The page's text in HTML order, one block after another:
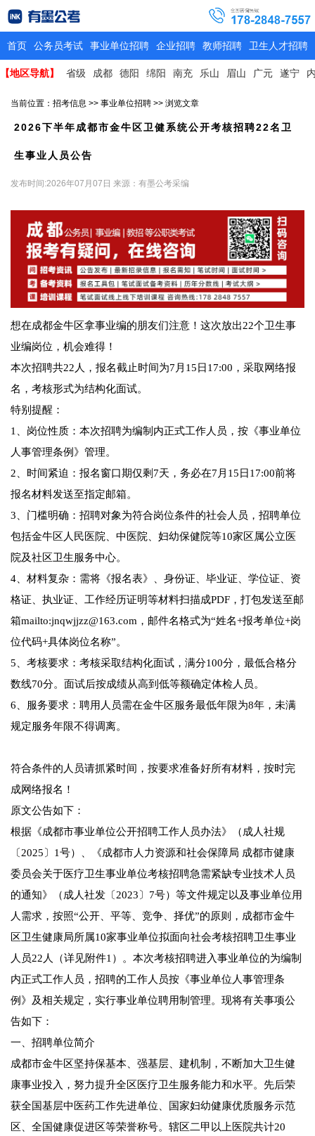
首页 公务员考试 事业单位招聘 企业招聘 教师招聘 卫生人才招聘
【地区导航】 省级 成都 德阳 绵阳 南充 乐山 眉山 广元 遂宁
当前位置： 招考信息 >> 事业单位招聘 >> 浏览文章
2026下半年成都市金牛区卫健系统公开考核招聘22名卫
生事业人员公告
发布时间:2026年07月07日 来源：有墨公考采编
想在成都金牛区拿事业编的朋友们注意！这次放出22个卫生事
业编岗位，机会难得！
本次招聘共22人，报名截止时间为7月15日17:00，采取网络报
名，考核形式为结构化面试。
特别提醒：
1、岗位性质：本次招聘为编制内正式工作人员，按《事业单位
人事管理条例》管理。
2、时间紧迫：报名窗口期仅剩7天，务必在7月15日17:00前将
报名材料发送至指定邮箱。
3、门槛明确：招聘对象为符合岗位条件的社会人员，招聘单位
包括金牛区人民医院、中医院、妇幼保健院等10家区属公立医
院及社区卫生服务中心。
4、材料复杂：需将《报名表》、身份证、毕业证、学位证、资
格证、执业证、工作经历证明等材料扫描成PDF，打包发送至邮
箱mailto:jnqwjjzz@163.com，邮件名格式为“姓名+报考单位+岗
位代码+具体岗位名称”。
5、考核要求：考核采取结构化面试，满分100分，最低合格分
数线70分。面试后按成绩从高到低等额确定体检人员。
6、服务要求：聘用人员需在金牛区服务最低年限为8年，未满
规定服务年限不得调离。
符合条件的人员请抓紧时间，按要求准备好所有材料，按时完
成网络报名！
原文公告如下：
根据《成都市事业单位公开招聘工作人员办法》（成人社规
〔2025〕1号）、《成都市人力资源和社会保障局 成都市健康
委员会关于医疗卫生事业单位考核招聘急需紧缺专业技术人员
的通知》（成人社发〔2023〕7号）等文件规定以及事业单位用
人需求，按照“公开、平等、竞争、择优”的原则，成都市金牛
区卫生健康局所属10家事业单位拟面向社会考核招聘卫生事业
人员22人（详见附件1）。本次考核招聘进入事业单位的为编制
内正式工作人员，招聘的工作人员按《事业单位人事管理条
例》及相关规定，实行事业单位聘用制管理。现将有关事项公
告如下：
一、招聘单位简介
成都市金牛区坚持保基本、强基层、建机制，不断加大卫生健
康事业投入，努力提升全区医疗卫生服务能力和水平。先后荣
获全国基层中医药工作先进单位、国家妇幼健康优质服务示范
区、全国健康促进区等荣誉称号。辖区二甲以上医院共计20